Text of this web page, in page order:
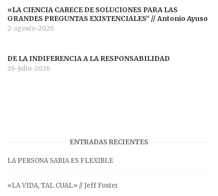
«LA CIENCIA CARECE DE SOLUCIONES PARA LAS
GRANDES PREGUNTAS EXISTENCIALES” // Antonio Ayuso
2-agosto-2026
DE LA INDIFERENCIA A LA RESPONSABILIDAD
26-julio-2026
ENTRADAS RECIENTES
LA PERSONA SABIA ES FLEXIBLE
«LA VIDA, TAL CUAL» // Jeff Foster